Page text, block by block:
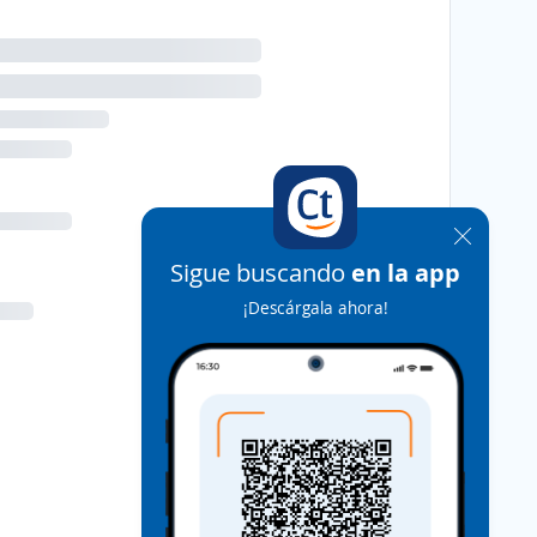
Sigue buscando en la app
¡Descárgala ahora!